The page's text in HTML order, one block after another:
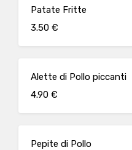
Patate Fritte
3.50 €
Alette di Pollo piccanti
4.90 €
Pepite di Pollo